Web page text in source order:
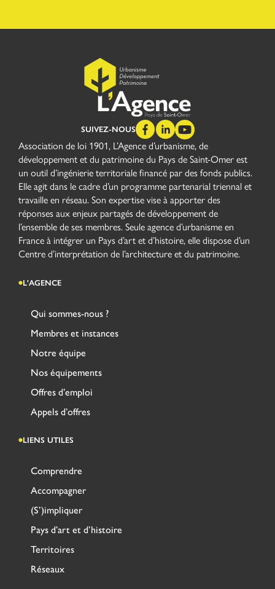
SUIVEZ-NOUS
Association de loi 1901, L’Agence d’urbanisme, de
développement et du patrimoine du Pays de Saint-Omer est
un outil d’ingénierie territoriale financé par des fonds publics.
Elle agit dans le cadre d’un programme partenarial triennal et
travaille en réseau. Son expertise vise à apporter des
réponses aux enjeux partagés de développement de
l’ensemble de ses membres. Seule agence d’urbanisme en
France à intégrer un Pays d’art et d’histoire, elle dispose d’un
Centre d’interprétation de l’architecture et du patrimoine.
L'AGENCE
Qui sommes-nous ?
Membres et instances
Notre équipe
Nos équipements
Offres d’emploi
Appels d’offres
LIENS UTILES
Comprendre
Accompagner
(S’)impliquer
Pays d’art et d’histoire
Territoires
Réseaux